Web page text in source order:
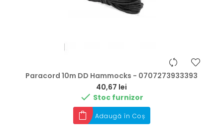
Paracord 10m DD Hammocks - 0707273933393
40,67 lei
 Stoc furnizor
Adaugă în Coș